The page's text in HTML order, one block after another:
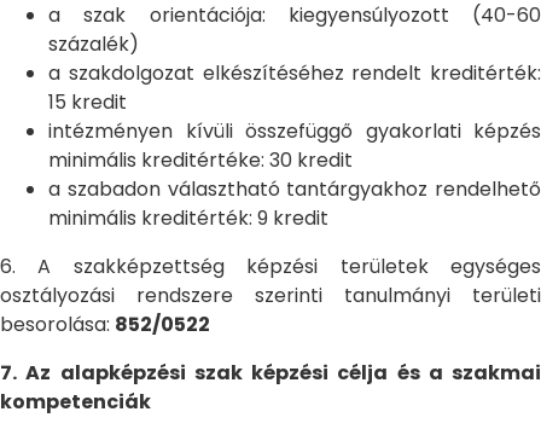
a szak orientációja: kiegyensúlyozott (40-60
százalék)
a szakdolgozat elkészítéséhez rendelt kreditérték:
15 kredit
intézményen kívüli összefüggő gyakorlati képzés
minimális kreditértéke: 30 kredit
a szabadon választható tantárgyakhoz rendelhető
minimális kreditérték: 9 kredit
6. A szakképzettség képzési területek egységes
osztályozási rendszere szerinti tanulmányi területi
besorolása: 852/0522
7. Az alapképzési szak képzési célja és a szakmai
kompetenciák